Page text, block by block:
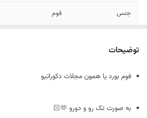
جنس فوم
توضیحات
فوم بورد یا همون مجلات دکوراتیو
به صورت تک رو و دورو 🫶🏻